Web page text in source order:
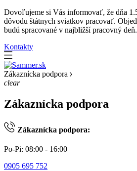
Dovoľujeme si Vás informovať, že dňa
dôvodu štátnych sviatkov pracovať.
budú spracované v najbližší pracovný deň.
Kontakty
Zákaznícka podpora
clear
Zákaznícka podpora
Zákaznícka podpora:
Po-Pi: 08:00 - 16:00
0905 695 752